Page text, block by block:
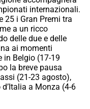
internazionali.
25 i Gran Premi tra
a un ricco
delle due e delle
ai momenti
in Belgio (17-19
la breve pausa
(21-23 agosto),
a Monza (4-6